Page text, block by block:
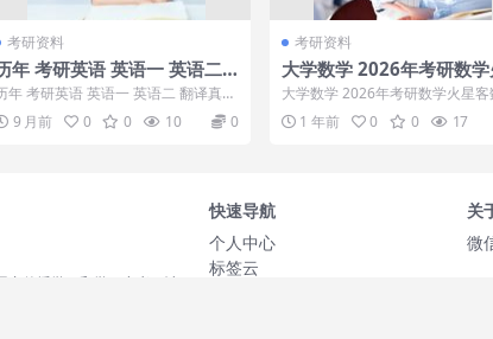
考研资料
年 考研英语 英语一 英语二
译真题及答案
年 考研英语 英语一 英语二 翻译真题
答案，历年 考研英语 英语一 英语二
9 月前 0 0 10 0
考研资料
大学数学 2026年考研数学
客数学全程 汤家凤
大学数学 2026年考研数学火星客
全程 汤家凤，大学数学 2026年考
学...1 年前 0 0 17
内传播学习和学习参考，请
快速导航
个人中心
标签云
关
微